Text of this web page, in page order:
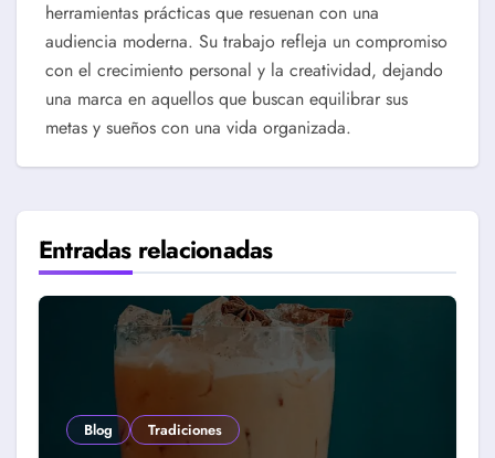
herramientas prácticas que resuenan con una
audiencia moderna. Su trabajo refleja un compromiso
con el crecimiento personal y la creatividad, dejando
una marca en aquellos que buscan equilibrar sus
metas y sueños con una vida organizada.
Entradas relacionadas
Blog Tradiciones